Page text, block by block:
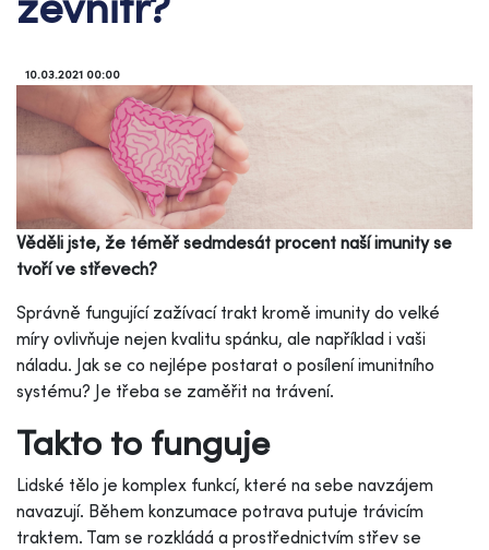
10.03.2021 00:00
Věděli jste, že téměř sedmdesát procent naší imunity se
tvoří ve střevech?
Správně fungující zažívací trakt kromě imunity do velké
míry ovlivňuje nejen kvalitu spánku, ale například i vaši
náladu. Jak se co nejlépe postarat o posílení imunitního
systému? Je třeba se zaměřit na trávení.
Takto to funguje
Lidské tělo je komplex funkcí, které na sebe navzájem
navazují. Během konzumace potrava putuje trávicím
traktem. Tam se rozkládá a prostřednictvím střev se